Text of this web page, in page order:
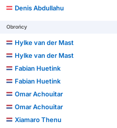
Denis Abdullahu
Obrońcy
Hylke van der Mast
Hylke van der Mast
Fabian Huetink
Fabian Huetink
Omar Achouitar
Omar Achouitar
Xiamaro Thenu